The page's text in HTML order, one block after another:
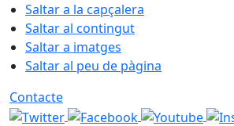
Saltar a la capçalera
Saltar al contingut
Saltar a imatges
Saltar al peu de pàgina
Contacte